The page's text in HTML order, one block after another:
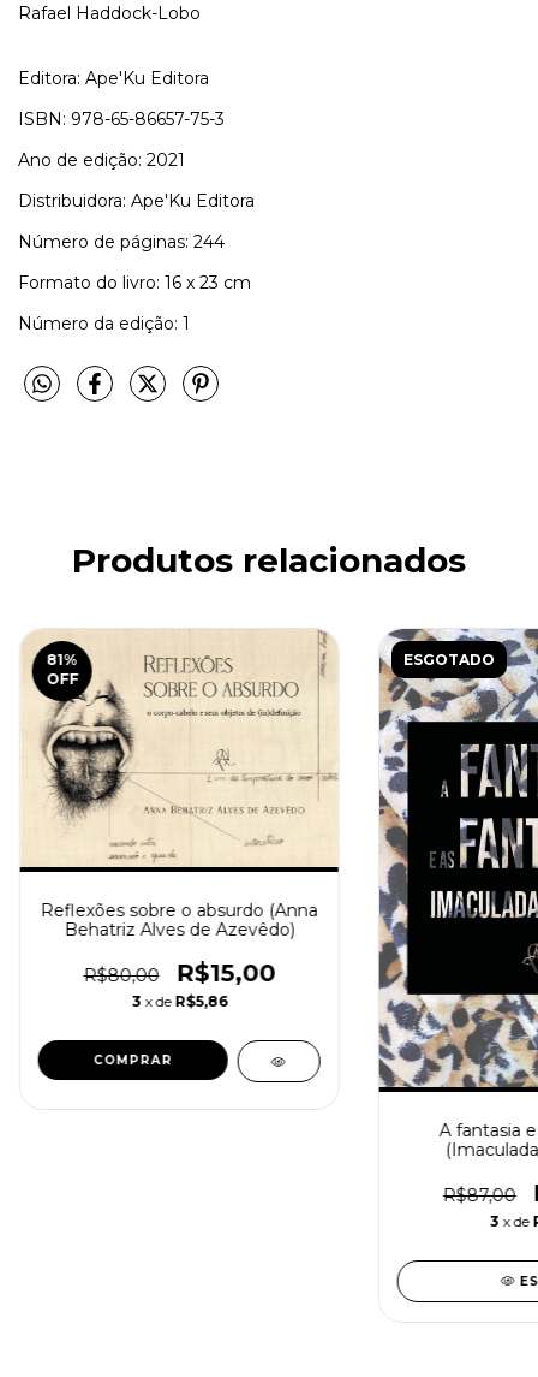
Rafael Haddock-Lobo
Editora: Ape'Ku Editora
ISBN: 978-65-86657-75-3
Ano de edição: 2021
Distribuidora: Ape'Ku Editora
Número de páginas: 244
Formato do livro: 16 x 23 cm
Número da edição: 1
Produtos relacionados
81%
OFF
Reflexões sobre o absurdo (Anna
Behatriz Alves de Azevêdo)
R$80,00 R$15,00
3 x de R$5,86
ESGOTADO
A fantasia
R$87,00
3 x de